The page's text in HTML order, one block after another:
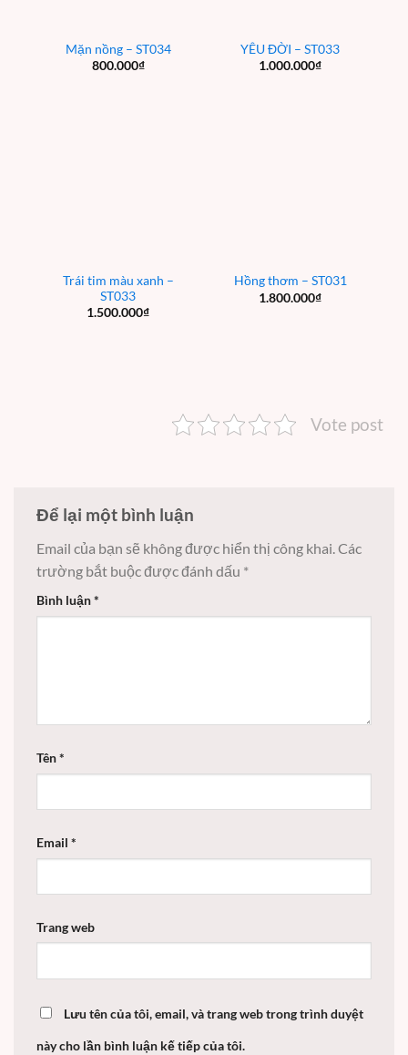
Mặn nồng – ST034
800.000₫
YÊU ĐỜI – ST033
1.000.000₫
Trái tim màu xanh –
ST033
1.500.000₫
Hồng thơm – ST031
1.800.000₫
Vote post
Để lại một bình luận
Email của bạn sẽ không được hiển thị công khai.Các
trường bắt buộc được đánh dấu *
Bình luận*
Tên*
Email *
Trang web
Lưu tên của tôi, email, và trang web trong trình duyệt
này cho lần bình luận kế tiếp của tôi.